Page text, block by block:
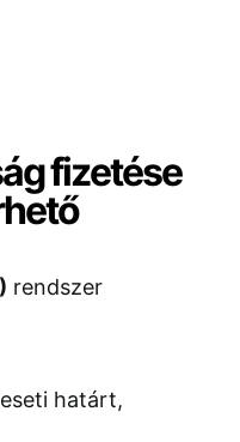
fizetése
rendszer
határt,